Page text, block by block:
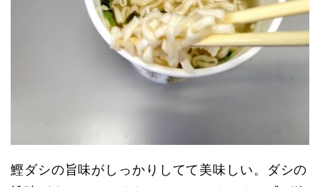
鰹ダシの旨味がしっかりしてて美味しい。ダシの